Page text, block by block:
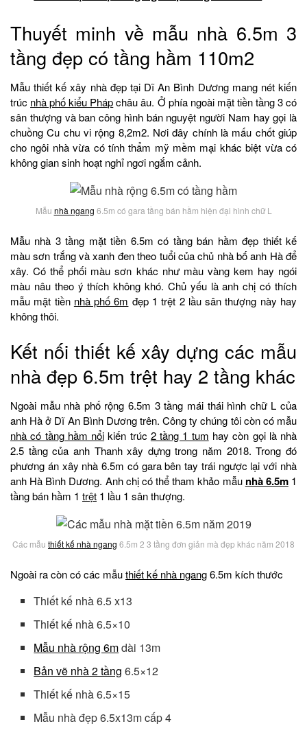
Thuyết minh về mẫu nhà 6.5m 3
tầng đẹp có tầng hầm 110m2
Mẫu thiết kế xây nhà đẹp tại Dĩ An Bình Dương mang nét kiến
trúc nhà phố kiểu Phápchâu âu. Ở phía ngoài mặt tiền tầng 3 có
sân thượng và ban công hình bán nguyệt người Nam hay gọi là
chuồng Cu chu vi rộng 8,2m2. Nơi đây chính là mấu chốt giúp
cho ngôi nhà vừa có tính thẩm mỹ mềm mại khác biệt vừa có
không gian sinh hoạt nghỉ ngơi ngắm cảnh.
Mẫu nhà ngang 6.5m có gara tầng bán hầm hiện đại hình chữ L
Mẫu nhà 3 tầng mặt tiền 6.5m có tầng bán hầm đẹp thiết kế
màu sơn trắng và xanh đen theo tuổi của chủ nhà bố anh Hà để
xây. Có thể phối màu sơn khác như màu vàng kem hay ngói
màu nâu theo ý thích không khó. Chủ yếu là anh chị có thích
mẫu mặt tiền nhà phố 6m đẹp 1 trệt 2 lầu sân thượng này hay
không thôi.
Kết nối thiết kế xây dựng các mẫu
nhà đẹp 6.5m trệt hay 2 tầng khác
Ngoài mẫu nhà phố rộng 6.5m 3 tầng mái thái hình chữ L của
anh Hà ở Dĩ An Bình Dương trên. Công ty chúng tôi còn có mẫu
nhà có tầng hầm nổi kiến trúc 2 tầng 1 tum hay còn gọi là nhà
2.5 tầng của anh Thanh xây dựng trong năm 2018. Trong đó
phương án xây nhà 6.5m có gara bên tay trái ngược lại với nhà
anh Hà Bình Dương. Anh chị có thể tham khảo mẫu nhà 6.5m1
tầng bán hầm 1 trệt 1 lầu 1 sân thượng.
Các mẫu thiết kế nhà ngang 6.5m 2 3 tầng đơn giản mà đẹp khác năm 2018
Ngoài ra còn có các mẫuthiết kế nhà ngang6.5m kích thước
Thiết kế nhà 6.5 x13
Thiết kế nhà 6.5×10
Mẫu nhà rộng 6mdài 13m
Bản vẽ nhà 2 tầng 6.5×12
Thiết kế nhà 6.5×15
Mẫu nhà đẹp 6.5x13m cấp 4